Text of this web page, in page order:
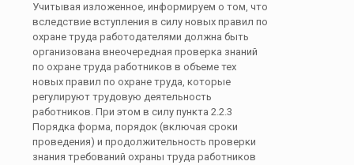
Учитывая изложенное, информируем о том, что
вследствие вступления в силу новых правил по
охране труда работодателями должна быть
организована внеочередная проверка знаний
по охране труда работников в объеме тех
новых правил по охране труда, которые
регулируют трудовую деятельность
работников. При этом в силу пункта 2.2.3
Порядка форма, порядок (включая сроки
проведения) и продолжительность проверки
знания требований охраны труда работников